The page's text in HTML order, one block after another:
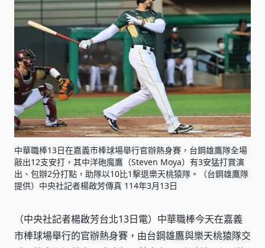
中華職棒13日在嘉義市棒球場舉行官辦熱身賽，台鋼雄鷹隊全場
敲出12支安打，其中洋砲魔鷹（Steven Moya）有3安猛打賞演
出、包辦2分打點，助隊以10比1擊退樂天桃猿隊。（台鋼雄鷹隊
提供）中央社記者楊啟芳傳真 114年3月13日
（中央社記者楊啟芳台北13日電）中華職棒今天在嘉義
市棒球場舉行的官辦熱身賽，由台鋼雄鷹與樂天桃猿隊交